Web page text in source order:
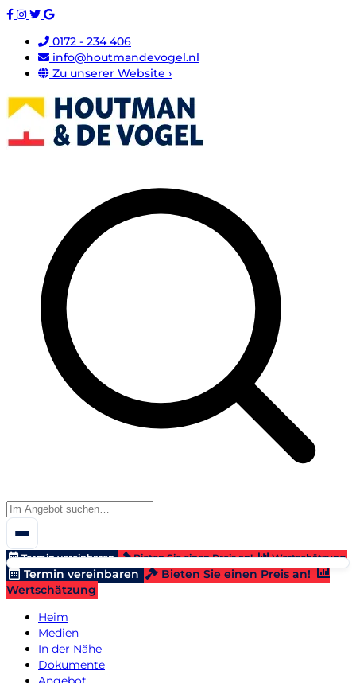
0172 - 234 406
info@houtmandevogel.nl
Zu unserer Website ›
Termin vereinbaren Bieten Sie einen Preis an! Wertschätzung
Termin vereinbaren
Bieten Sie einen Preis an!
Wertschätzung
Heim
Medien
In der Nähe
Dokumente